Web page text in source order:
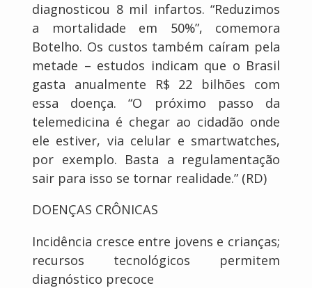
diagnosticou 8 mil infartos. “Reduzimos
a mortalidade em 50%”, comemora
Botelho. Os custos também caíram pela
metade – estudos indicam que o Brasil
gasta anualmente R$ 22 bilhões com
essa doença. “O próximo passo da
telemedicina é chegar ao cidadão onde
ele estiver, via celular e smartwatches,
por exemplo. Basta a regulamentação
sair para isso se tornar realidade.” (RD)
DOENÇAS CRÔNICAS
Incidência cresce entre jovens e crianças;
recursos tecnológicos permitem
diagnóstico precoce